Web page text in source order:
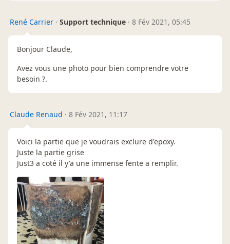
René Carrier · Support technique · 8 Fév 2021, 05:45
Bonjour Claude,
Avez vous une photo pour bien comprendre votre
besoin ?.
Claude Renaud · 8 Fév 2021, 11:17
Voici la partie que je voudrais exclure d'epoxy.
Juste la partie grise
Just3 a coté il y'a une immense fente a remplir.